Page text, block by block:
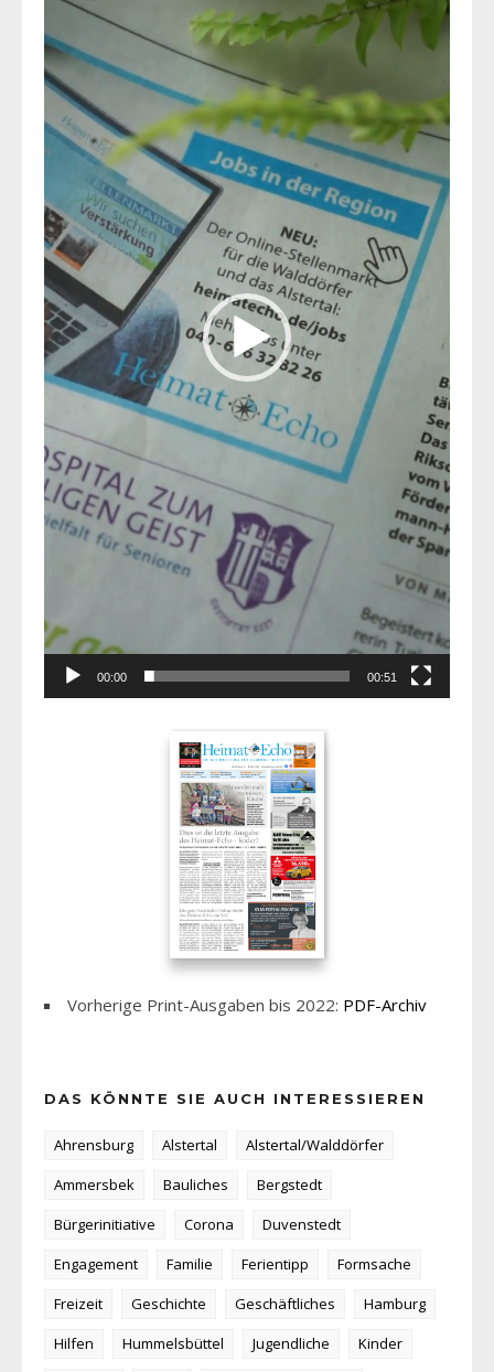
Player
00:00 00:51
Vorherige Print-Ausgaben bis 2022: PDF-Archiv
DAS KÖNNTE SIE AUCH INTERESSIEREN
Ahrensburg Alstertal
Alstertal/Walddörfer
Ammersbek
Bauliches
Bergstedt
Bürgerinitiative
Corona
Duvenstedt
Engagement
Familie Ferientipp
Formsache
Freizeit
Geschichte Geschäftliches
Hamburg
Hilfen
Hummelsbüttel Jugendliche
Kinder